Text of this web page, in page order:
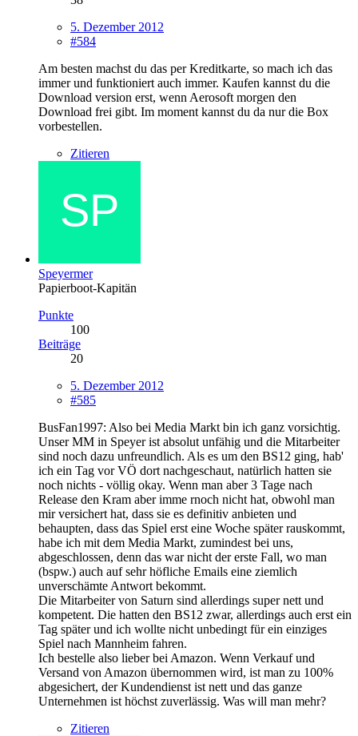
5. Dezember 2012
#584
Am besten machst du das per Kreditkarte, so mach ich das
immer und funktioniert auch immer. Kaufen kannst du die
Download version erst, wenn Aerosoft morgen den
Download frei gibt. Im moment kannst du da nur die Box
vorbestellen.
Zitieren
Speyermer
Papierboot-Kapitän
Punkte
100
Beiträge
20
5. Dezember 2012
#585
BusFan1997: Also bei Media Markt bin ich ganz vorsichtig.
Unser MM in Speyer ist absolut unfähig und die Mitarbeiter
sind noch dazu unfreundlich. Als es um den BS12 ging, hab'
ich ein Tag vor VÖ dort nachgeschaut, natürlich hatten sie
noch nichts - völlig okay. Wenn man aber 3 Tage nach
Release den Kram aber imme rnoch nicht hat, obwohl man
mir versichert hat, dass sie es definitiv anbieten und
behaupten, dass das Spiel erst eine Woche später rauskommt,
habe ich mit dem Media Markt, zumindest bei uns,
abgeschlossen, denn das war nicht der erste Fall, wo man
(bspw.) auch auf sehr höfliche Emails eine ziemlich
unverschämte Antwort bekommt.
Die Mitarbeiter von Saturn sind allerdings super nett und
kompetent. Die hatten den BS12 zwar, allerdings auch erst ein
Tag später und ich wollte nicht unbedingt für ein einziges
Spiel nach Mannheim fahren.
Ich bestelle also lieber bei Amazon. Wenn Verkauf und
Versand von Amazon übernommen wird, ist man zu 100%
abgesichert, der Kundendienst ist nett und das ganze
Unternehmen ist höchst zuverlässig. Was will man mehr?
Zitieren